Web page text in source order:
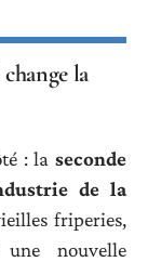
la
: la seconde
de la
friperies,
nouvelle